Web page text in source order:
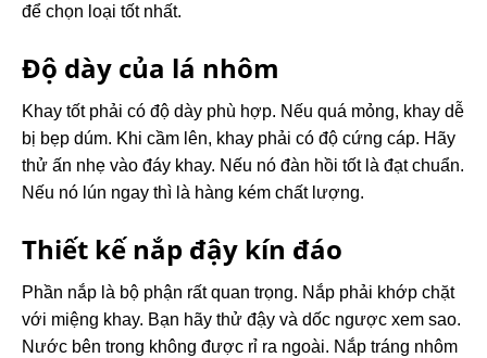
để chọn loại tốt nhất.
Độ dày của lá nhôm
Khay tốt phải có độ dày phù hợp. Nếu quá mỏng, khay dễ
bị bẹp dúm. Khi cầm lên, khay phải có độ cứng cáp. Hãy
thử ấn nhẹ vào đáy khay. Nếu nó đàn hồi tốt là đạt chuẩn.
Nếu nó lún ngay thì là hàng kém chất lượng.
Thiết kế nắp đậy kín đáo
Phần nắp là bộ phận rất quan trọng. Nắp phải khớp chặt
với miệng khay. Bạn hãy thử đậy và dốc ngược xem sao.
Nước bên trong không được rỉ ra ngoài. Nắp tráng nhôm